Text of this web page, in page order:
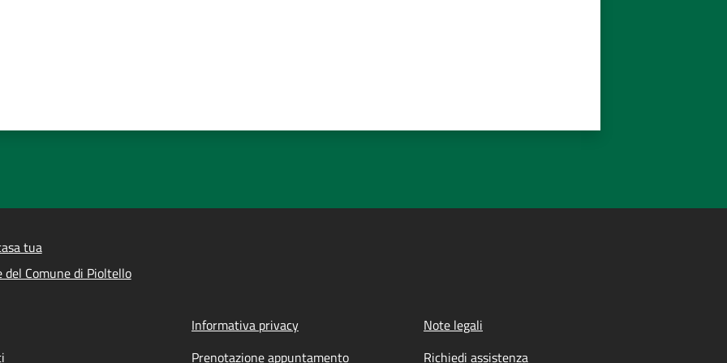
tua
Comune di Pioltello
Informativa privacy
Note legali
Prenotazione appuntamento Richiedi assistenza